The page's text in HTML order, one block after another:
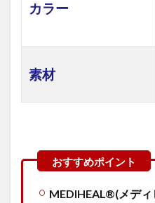
カラー
素材
MEDIHEAL®(メデ